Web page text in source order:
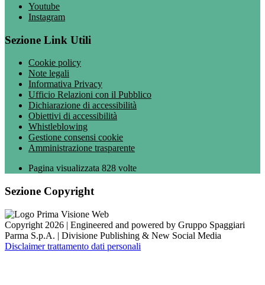
Youtube
Instagram
Sezione Link Utili
Cookie policy
Note legali
Informativa Privacy
Ufficio Relazioni con il Pubblico
Dichiarazione di accessibilità
Obiettivi di accessibilità
Whistleblowing
Gestione consensi cookie
Amministrazione trasparente
Pagina visualizzata 828 volte
Sezione Copyright
Copyright 2026 | Engineered and powered by Gruppo Spaggiari
Parma S.p.A. | Divisione Publishing & New Social Media
Disclaimer trattamento dati personali